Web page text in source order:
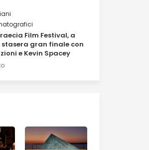
Film Festival, a
stasera gran finale con
e Kevin Spacey